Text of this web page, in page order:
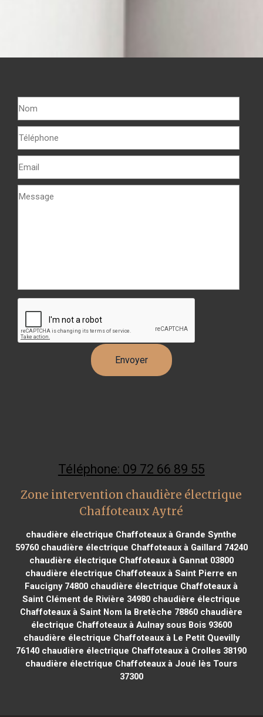
Téléphone: 09 72 66 89 55
Zone intervention chaudière électrique
Chaffoteaux Aytré
chaudière électrique Chaffoteaux à Grande Synthe
59760chaudière électrique Chaffoteaux à Gaillard 74240
chaudière électrique Chaffoteaux à Gannat 03800
chaudière électrique Chaffoteaux à Saint Pierre en
Faucigny 74800 chaudière électrique Chaffoteaux à
Saint Clément de Rivière 34980 chaudière électrique
Chaffoteaux à Saint Nom la Bretèche 78860 chaudière
électrique Chaffoteaux à Aulnay sous Bois 93600
chaudière électrique Chaffoteaux à Le Petit Quevilly
76140 chaudière électrique Chaffoteaux à Crolles 38190
chaudière électrique Chaffoteaux à Joué lès Tours
37300